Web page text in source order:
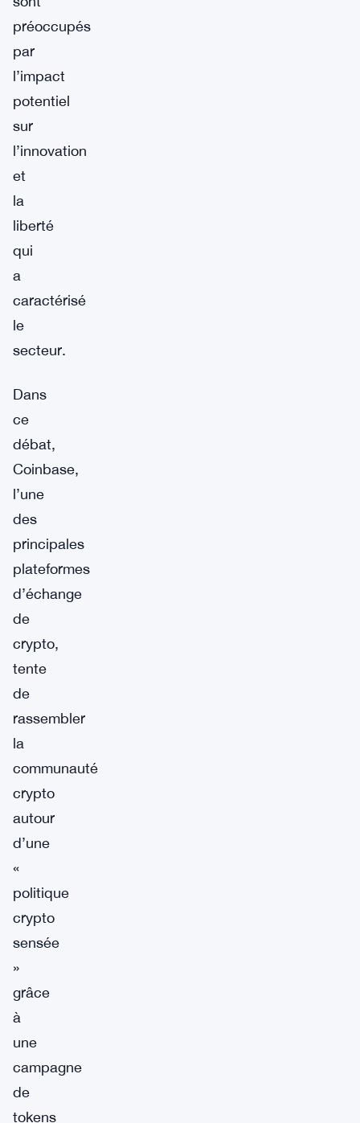
préoccupés
par
l’impact
potentiel
sur
l’innovation
et
la
liberté
qui
a
caractérisé
le
secteur.
Dans
ce
débat,
Coinbase,
l’une
des
principales
plateformes
d’échange
de
crypto,
tente
de
rassembler
la
communauté
crypto
autour
d’une
«
politique
crypto
sensée
»
grâce
à
une
campagne
de
tokens